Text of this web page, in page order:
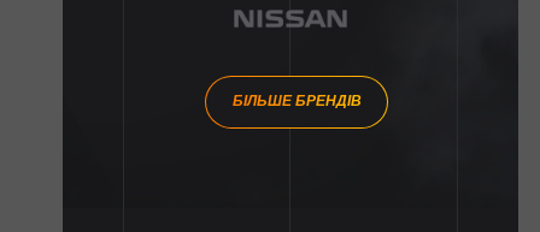
БІЛЬШЕ БРЕНДІВ